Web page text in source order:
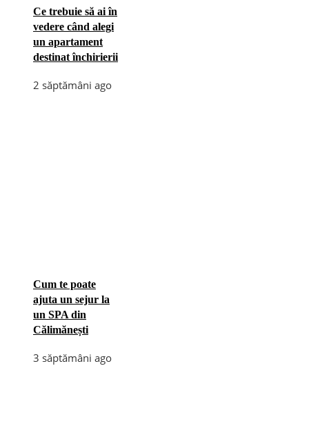
Ce trebuie să ai în
vedere când alegi
un apartament
destinat închirierii
2 săptămâni ago
Cum te poate
ajuta un sejur la
un SPA din
Călimănești
3 săptămâni ago